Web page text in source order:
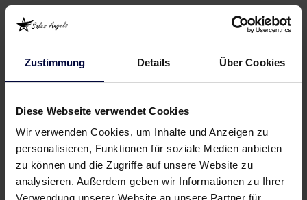
Zustimmung Details Über Cookies
Diese Webseite verwendet Cookies
Wir verwenden Cookies, um Inhalte und Anzeigen zu
personalisieren, Funktionen für soziale Medien anbieten
zu können und die Zugriffe auf unsere Website zu
analysieren. Außerdem geben wir Informationen zu Ihrer
Verwendung unserer Website an unsere Partner für